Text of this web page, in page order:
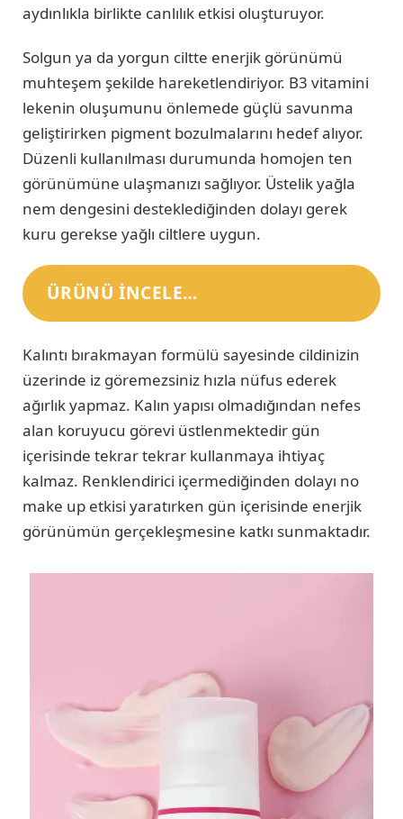
aydınlıkla birlikte canlılık etkisi oluşturuyor.
Solgun ya da yorgun ciltte enerjik görünümü
muhteşem şekilde hareketlendiriyor. B3 vitamini
lekenin oluşumunu önlemede güçlü savunma
geliştirirken pigment bozulmalarını hedef alıyor.
Düzenli kullanılması durumunda homojen ten
görünümüne ulaşmanızı sağlıyor. Üstelik yağla
nem dengesini desteklediğinden dolayı gerek
kuru gerekse yağlı ciltlere uygun.
ÜRÜNÜ INCELE…
Kalıntı bırakmayan formülü sayesinde cildinizin
üzerinde iz göremezsiniz hızla nüfus ederek
ağırlık yapmaz. Kalın yapısı olmadığından nefes
alan koruyucu görevi üstlenmektedir gün
içerisinde tekrar tekrar kullanmaya ihtiyaç
kalmaz. Renklendirici içermediğinden dolayı no
make up etkisi yaratırken gün içerisinde enerjik
görünümün gerçekleşmesine katkı sunmaktadır.